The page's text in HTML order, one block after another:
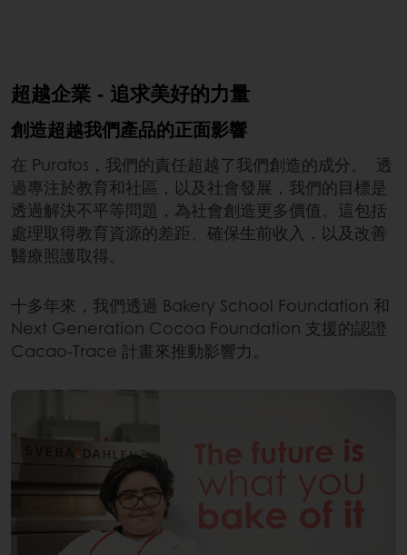
超越企業 - 追求美好的力量
創造超越我們產品的正面影響
在 Puratos，我們的責任超越了我們創造的成分。 透
過專注於教育和社區，以及社會發展，我們的目標是
透過解決不平等問題，為社會創造更多價值。這包括
處理取得教育資源的差距、確保生前收入，以及改善
醫療照護取得。
十多年來，我們透過 Bakery School Foundation 和
Next Generation Cocoa Foundation 支援的認證
Cacao-Trace 計畫來推動影響力。